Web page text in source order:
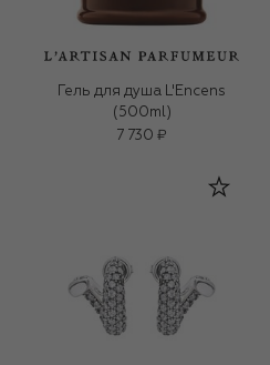
Гель для душа L'Encens
(500ml)
7 730 ₽